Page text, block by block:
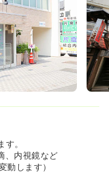
、内視鏡の資格を
おります！
大腸がん検診）、
っており、より地
もあるので、遠方か
、駐車場があるの
。
、内視鏡など
動します）